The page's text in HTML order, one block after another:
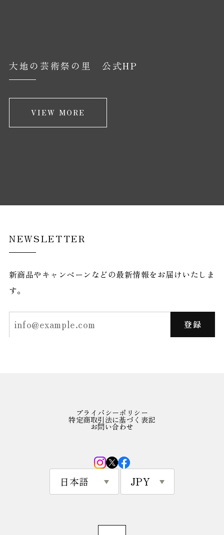
大地の芸術祭の里 公式HP
VIEW MORE
NEWSLETTER
新商品やキャンペーンなどの最新情報をお届けいたしま
す。
登録
プライバシーポリシー
特定商取引法に基づく表記
お問い合わせ